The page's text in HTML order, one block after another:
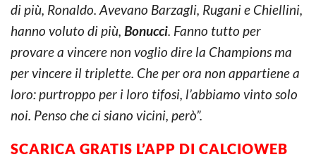
di più, Ronaldo. Avevano Barzagli, Rugani e Chiellini,
hanno voluto di più, Bonucci. Fanno tutto per
provare a vincere non voglio dire la Champions ma
per vincere il triplette. Che per ora non appartiene a
loro: purtroppo per i loro tifosi, l’abbiamo vinto solo
noi. Penso che ci siano vicini, però”.
SCARICA GRATIS L’APP DI CALCIOWEB